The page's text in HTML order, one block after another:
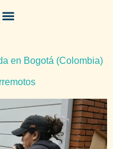
en Bogotá (Colombia)